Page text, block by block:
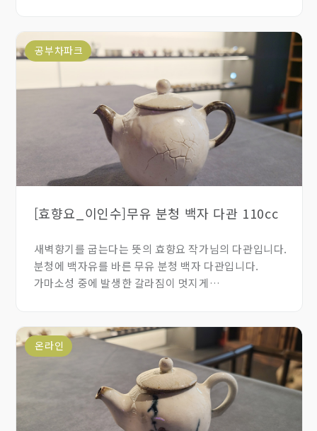
공부차파크
[효향요_이인수]무유 분청 백자 다관 110cc
새벽향기를 굽는다는 뜻의 효향요 작가님의 다관입니다.
분청에 백자유를 바른 무유 분청 백자 다관입니다.
가마소성 중에 발생한 갈라짐이 멋지게
온라인